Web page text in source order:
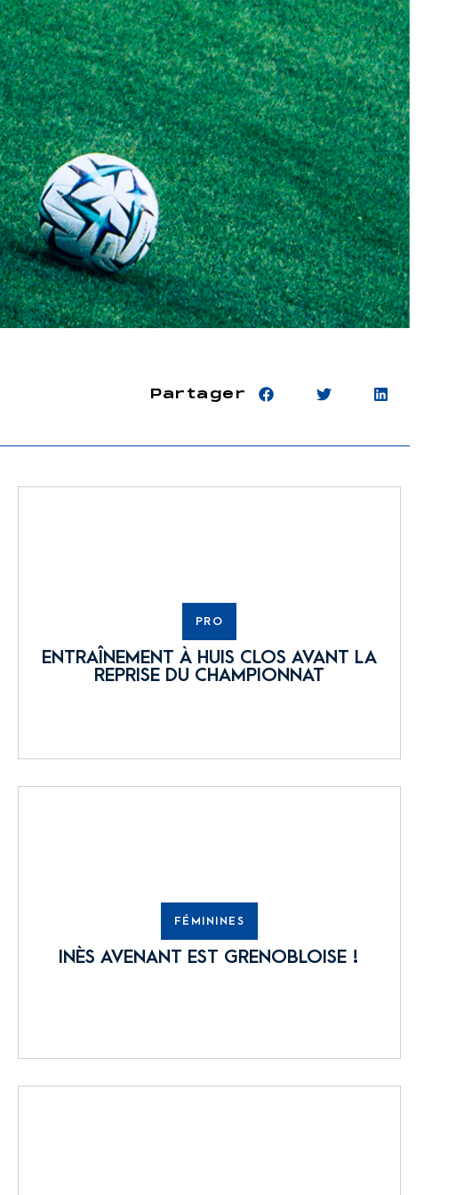
Partager
PRO
ENTRAÎNEMENT À HUIS CLOS AVANT LA
REPRISE DU CHAMPIONNAT
FÉMININES
INÈS AVENANT EST GRENOBLOISE !